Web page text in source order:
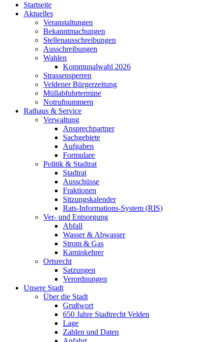
Startseite
Aktuelles
Veranstaltungen
Bekanntmachungen
Stellenausschreibungen
Ausschreibungen
Wahlen
Kommunalwahl 2026
Strassensperren
Veldener Bürgerzeitung
Müllabfuhrtermine
Notrufnummern
Rathaus & Service
Verwaltung
Ansprechpartner
Sachgebiete
Aufgaben
Formulare
Politik & Stadtrat
Stadtrat
Ausschüsse
Fraktionen
Sitzungskalender
Rats-Informations-System (RIS)
Ver- und Entsorgung
Abfall
Wasser & Abwasser
Strom & Gas
Kaminkehrer
Ortsrecht
Satzungen
Verordnungen
Unsere Stadt
Über die Stadt
Grußwort
650 Jahre Stadtrecht Velden
Lage
Zahlen und Daten